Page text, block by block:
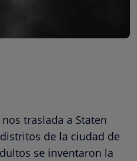
traslada a Staten
de la ciudad de
se inventaron la